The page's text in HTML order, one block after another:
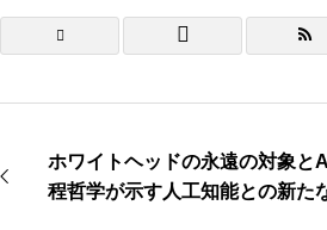
ホワイトヘッドの永遠の対象と
程哲学が示す人工知能との新た